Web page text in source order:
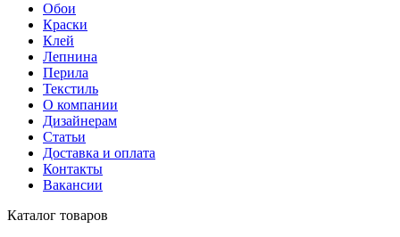
Обои
Краски
Клей
Лепнина
Перила
Текстиль
О компании
Дизайнерам
Статьи
Доставка и оплата
Контакты
Вакансии
Каталог товаров